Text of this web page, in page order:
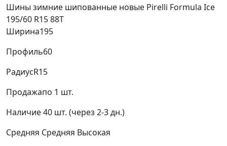
Шины зимние шипованные новые Pirelli Formula Ice
195/60 R15 88T
Ширина195
Профиль60
РадиусR15
Продажапо 1 шт.
Наличие40 шт. (через 2-3 дн.)
Средняя Средняя Высокая